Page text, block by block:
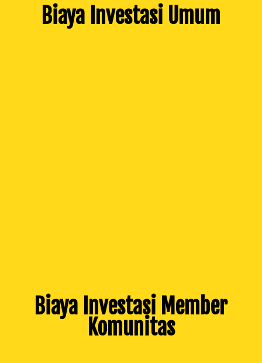
Biaya Investasi Umum
Biaya Investasi Member
Komunitas